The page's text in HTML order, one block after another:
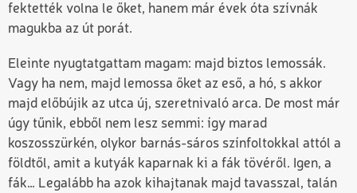
fektették volna le őket, hanem már évek óta szívnák
magukba az út porát.
Eleinte nyugtatgattam magam: majd biztos lemossák.
Vagy ha nem, majd lemossa őket az eső, a hó, s akkor
majd előbújik az utca új, szeretnivaló arca. De most már
úgy tűnik, ebből nem lesz semmi: így marad
koszosszürkén, olykor barnás-sáros színfoltokkal attól a
földtől, amit a kutyák kaparnak ki a fák tövéről. Igen, a
fák… Legalább ha azok kihajtanak majd tavasszal, talán